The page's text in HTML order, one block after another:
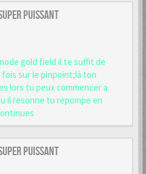
puissant
gold field il te suffit de
sur le pinpoint;là ton
lors tu peux commencer a
il resonne tu repompe en
puissant